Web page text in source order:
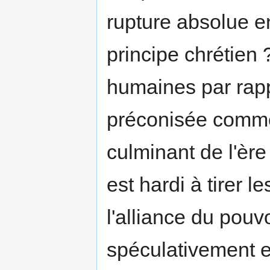
rupture absolue
principe chrétien
humaines par
préconisée
culminant de
est hardi à tirer
l'alliance du
spéculativement